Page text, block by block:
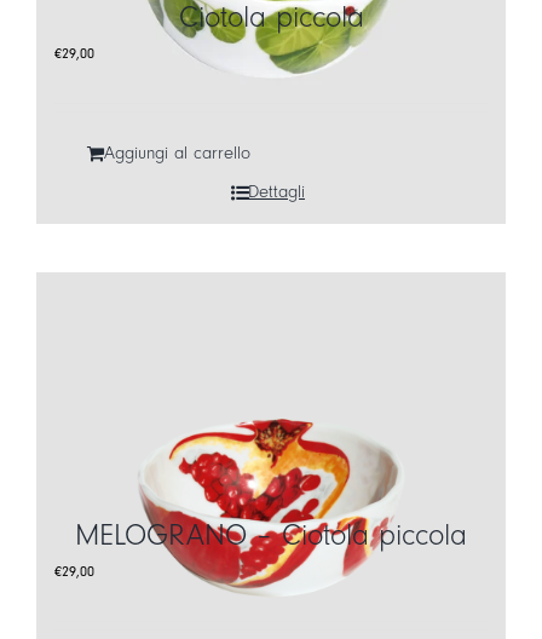
Ciotola piccola
€29,00
Aggiungi al carrello
Dettagli
MELOGRANO – Ciotola piccola
€29,00